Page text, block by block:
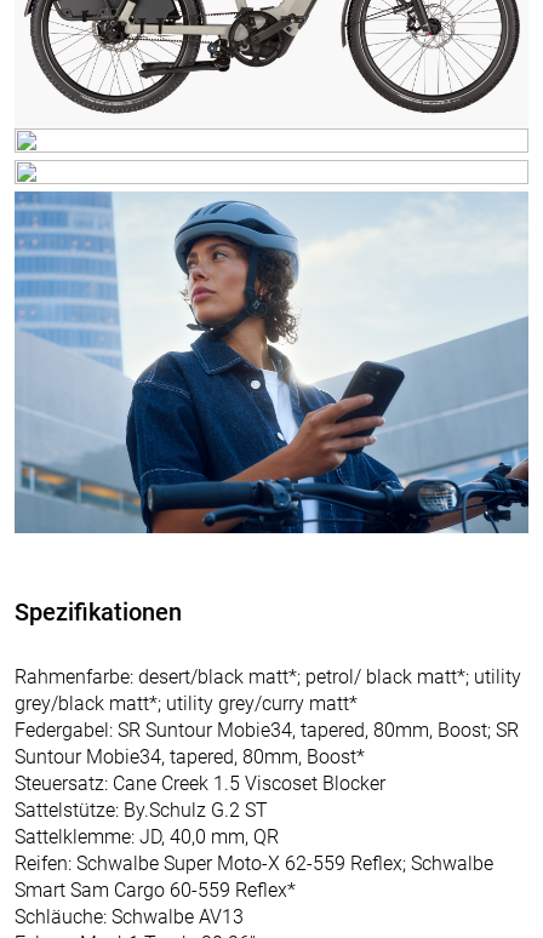
Spezifikationen
Rahmenfarbe: desert/black matt*; petrol/ black matt*; utility
grey/black matt*; utility grey/curry matt*
Federgabel: SR Suntour Mobie34, tapered, 80mm, Boost; SR
Suntour Mobie34, tapered, 80mm, Boost*
Steuersatz: Cane Creek 1.5 Viscoset Blocker
Sattelstütze: By.Schulz G.2 ST
Sattelklemme: JD, 40,0 mm, QR
Reifen: Schwalbe Super Moto-X 62-559 Reflex; Schwalbe
Smart Sam Cargo 60-559 Reflex*
Schläuche: Schwalbe AV13